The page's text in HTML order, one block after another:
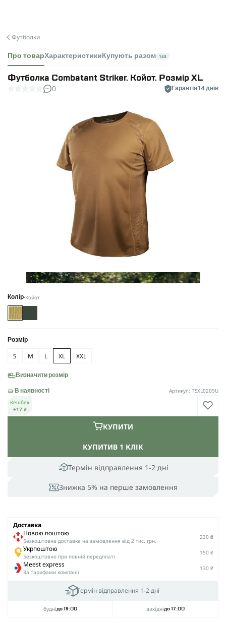
Футболки
Про товарХарактеристики Купують разом 143
Футболка Combatant Striker. Койот. Розмір XL
0 Гарантія 14 днів
Колір Койот
Розмір
S M L XL XXL
Визначити розмір
Термін відправлення 1-2 дні
Знижка 5% на перше замовлення
КУПИТИВ 1 КЛІК
КУПИТИ
В наявності
Артикул: TSXL0209U
Кешбек
+17 ₴
Доставка
Новою поштою
Безкоштовна доставка на замовлення від 2 тис. грн.
230 ₴
Укрпоштою
Безкоштовно при повній передплаті
150 ₴
Meest express
За тарифами компанії
130 ₴
Термін відправлення 1-2 дні
буднідо 19:00 вихіднідо 17:00